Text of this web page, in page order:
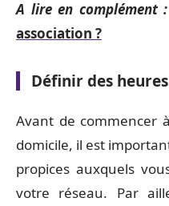
A lire en complément :
association ?
Définir des
Avant de commencer
domicile, il est
propices auxquels
votre réseau. Par